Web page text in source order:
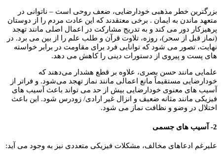
بزرگترین خطر مذهبی خودارضایی، ضعف روحی است – ناتوانی در
متعهد ماندن به ایمان . برخی معتقدند که این عادت مردم را از دوستان
پرهیزکار دور می کند و به تدریج مشارکت در اعمال اصلی مانند تهجد
(نماز قبل از سحر)، روزه، تلاوت قرآن و طلب علم را از بین می برد. در
نهایت، تصور می شود که توانایی فرد برای مقاومت در برابر خواسته
های پست و پیروی از دستورات دینی را کاهش می دهد.
علمایی مانند حسن بصری، علاوه بر قطع هشدار می‌دهند که
خودارضایی مستقیماً مانع اعمالی مانند نماز تهجد می‌شود. و فراتر از
آسیب های معنوی خودارضایی بیش از حد می تواند باعث آسیب های
فیزیکی مانند مثانه ضعیف و انزال غیر ارادی/ زودرس شود. این باعث
اختلال در وضو و نظافت نماز می شود.
2- آسیب های جسمی
علیرغم ادعاهای مخالف، مشکلات فیزیکی متعددی نیز به وجود می آید: